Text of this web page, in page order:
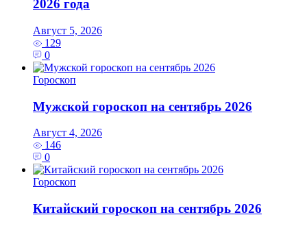
2026 года
Август 5, 2026
129
0
Гороскоп
Мужской гороскоп на сентябрь 2026
Август 4, 2026
146
0
Гороскоп
Китайский гороскоп на сентябрь 2026